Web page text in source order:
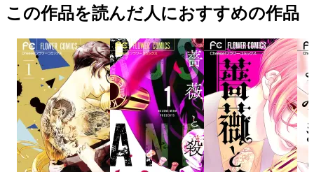
この作品を読んだ人におすすめの作品